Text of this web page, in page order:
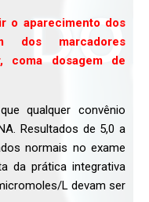
o aparecimento dos
dos marcadores
coma dosagem de
qualquer convênio
Resultados de 5,0 a
normais no exame
da prática integrativa
L devam ser